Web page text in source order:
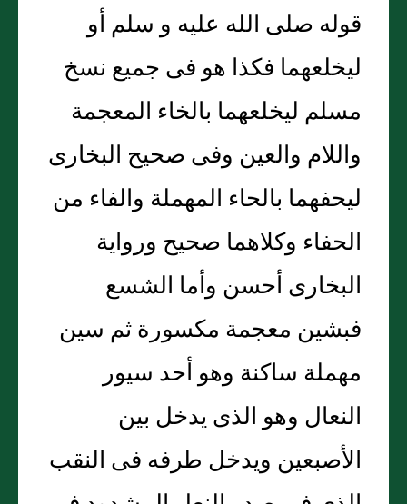
قوله صلى الله عليه و سلم أو
ليخلعهما فكذا هو فى جميع نسخ
مسلم ليخلعهما بالخاء المعجمة
واللام والعين وفى صحيح البخارى
ليحفهما بالحاء المهملة والفاء من
الحفاء وكلاهما صحيح ورواية
البخارى أحسن وأما الشسع
فبشين معجمة مكسورة ثم سين
مهملة ساكنة وهو أحد سيور
النعال وهو الذى يدخل بين
الأصبعين ويدخل طرفه فى النقب